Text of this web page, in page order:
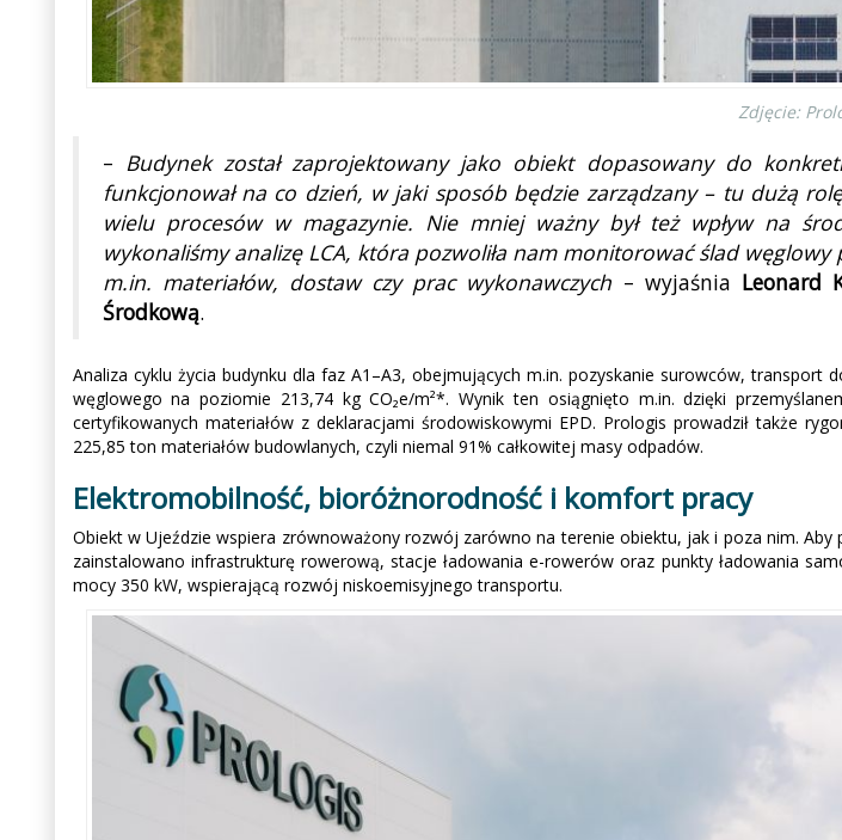
Zdjęcie:
– Budynek został zaprojektowany jako obiekt dopasowany do
funkcjonował na co dzień, w jaki sposób będzie zarządzany – tu dużą
wielu procesów w magazynie. Nie mniej ważny był też wpływ na
wykonaliśmy analizę LCA, która pozwoliła nam monitorować ślad
m.in. materiałów, dostaw czy prac wykonawczych – wyjaśnia Leonard
Środkową.
Analiza cyklu życia budynku dla faz A1–A3, obejmujących m.in. pozyskanie surowców, transport
węglowego na poziomie 213,74 kg CO₂e/m²*. Wynik ten osiągnięto m.in. dzięki
certyfikowanych materiałów z deklaracjami środowiskowymi EPD. Prologis prowadził także
225,85 ton materiałów budowlanych, czyli niemal 91% całkowitej masy odpadów.
Elektromobilność, bioróżnorodność i komfort pracy
Obiekt w Ujeździe wspiera zrównoważony rozwój zarówno na terenie obiektu, jak i poza nim.
zainstalowano infrastrukturę rowerową, stacje ładowania e-rowerów oraz punkty ładowania
mocy 350 kW, wspierającą rozwój niskoemisyjnego transportu.